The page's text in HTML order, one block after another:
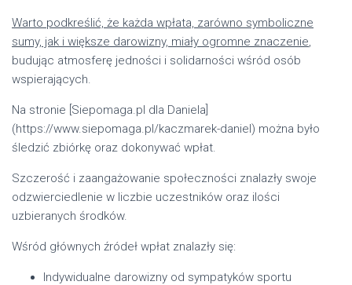
Warto podkreślić, że każda wpłata, zarówno symboliczne
sumy, jak i większe darowizny, miały ogromne znaczenie,
budując atmosferę jedności i solidarności wśród osób
wspierających.
Na stronie [Siepomaga.pl dla Daniela]
(https://www.siepomaga.pl/kaczmarek-daniel) można było
śledzić zbiórkę oraz dokonywać wpłat.
Szczerość i zaangażowanie społeczności znalazły swoje
odzwierciedlenie w liczbie uczestników oraz ilości
uzbieranych środków.
Wśród głównych źródeł wpłat znalazły się:
Indywidualne darowizny od sympatyków sportu